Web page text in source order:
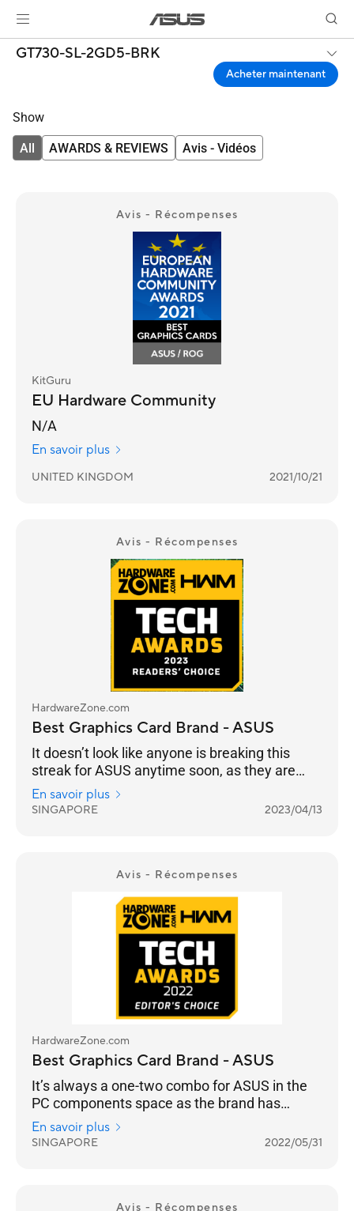
GT730-SL-2GD5-BRK
Acheter maintenant
Show
All AWARDS & REVIEWS Avis - Vidéos
Avis - Récompenses
KitGuru
EU Hardware Community
N/A
En savoir plus
UNITED KINGDOM 2021/10/21
Avis - Récompenses
HardwareZone.com
Best Graphics Card Brand - ASUS
It doesn’t look like anyone is breaking this
streak for ASUS anytime soon, as they are
once again your chosen Best Graphics Card
Brand for 2023, 14 years in a row.
En savoir plus
SINGAPORE 2023/04/13
Avis - Récompenses
HardwareZone.com
Best Graphics Card Brand - ASUS
It’s always a one-two combo for ASUS in the
PC components space as the brand has
successfully entrenched itself into the
Singaporean psyche. So, it’s really no surprise
performance that gamers crave for, they have
En savoir plus
SINGAPORE 2022/05/31
Avis - Récompenses